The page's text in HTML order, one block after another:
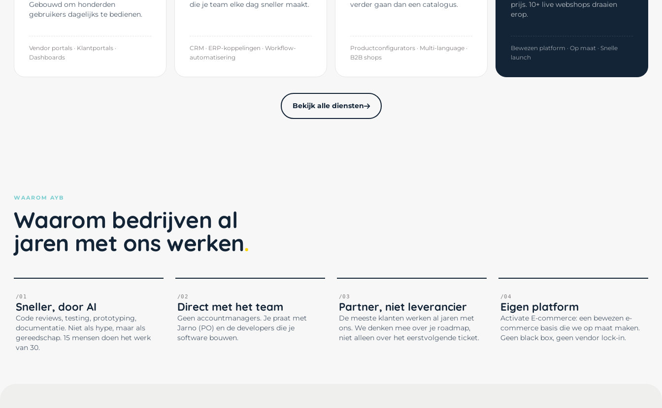
Gebouwd om honderden
gebruikers dagelijks te bedienen.
Vendor portals · Klantportals ·
Dashboards
die je team elke dag sneller maakt.
CRM · ERP-koppelingen · Workflow-
automatisering
verder gaan dan een catalogus.
Productconfigurators · Multi-language ·
B2B shops
prijs. 10+ live webshops draaien
erop.
Bewezen platform · Op maat · Snelle
launch
Bekijk alle diensten
WAAROM AYB
Waarom bedrijven al
jaren met ons werken
/01
Sneller, door AI
Code reviews, testing, prototyping,
documentatie. Niet als hype, maar als
gereedschap. 15 mensen doen het werk
van 30.
/02
Direct met het team
Geen accountmanagers. Je praat met
Jarno (PO) en de developers die je
software bouwen.
/03
Partner, niet leverancier
De meeste klanten werken al jaren met
ons. We denken mee over je roadmap,
niet alleen over het eerstvolgende ticket.
/04
Eigen platform
Activate E-commerce: een bewezen e-
commerce basis die we op maat maken.
Geen black box, geen vendor lock-in.